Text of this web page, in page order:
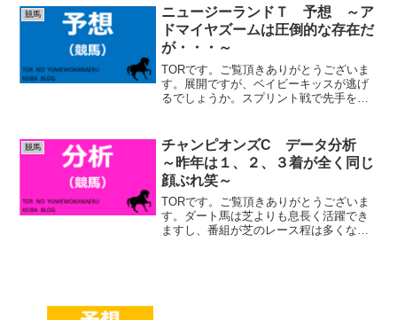
りました。３着フィールシンパシーは前
年のこのレース２着、中...
競馬
ニュージーランドＴ 予想 ～ア
ドマイヤズームは圧倒的な存在だ
が・・・～
TORです。ご覧頂きありがとうございま
す。展開ですが、ベイビーキッスが逃げ
るでしょうか。スプリント戦で先手を奪
でしょう。アドマイヤズーム、ストレイ
トトーカ―は先行、コー...
競馬
チャンピオンズC データ分析
～昨年は１、２、３着が全く同じ
顔ぶれ笑～
TORです。ご覧頂きありがとうございま
す。ダート馬は芝よりも息長く活躍でき
ますし、番組が芝のレース程は多くない